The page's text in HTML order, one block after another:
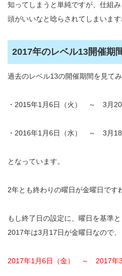
知ってしまうと単純ですが、仕組
頭がいいなと唸らされてしまいます
2017年のレベル13開催期
過去のレベル13の開催期間を見て
・2015年1月6日（火） ～ 3月20
・2016年1月6日（水） ～ 3月18
となっています。
2年とも終わりの曜日が金曜日です
もし終了日の設定に、曜日を基準
2017年は3月17日が金曜日なので、
2017年1月6日（金） ～ 2017年3